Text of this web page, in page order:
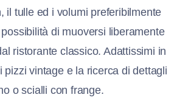
il tulle ed i volumi preferibilmente
di muoversi liberamente
ristorante classico. Adattissimi in
pizzi vintage e la ricerca di dettagli
o scialli con frange.